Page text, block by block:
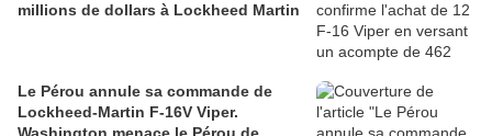
millions de dollars à Lockheed Martin
Le Pérou annule sa commande de
Lockheed-Martin F-16V Viper.